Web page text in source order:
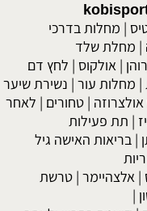
| מחלות בדרכי
| מחלת שלד
| אולקוס | לחץ דם
| מחלות עור | נשירת שיער
אולצרוזה |טחורים | לאחר
| תת פעילות
| בריאות האישה גיל
|אלצהיימר |טרשת
|